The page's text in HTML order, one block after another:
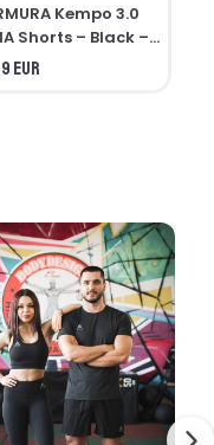
Kempo 3.0
Shorts – Black –
Seniors
EUR